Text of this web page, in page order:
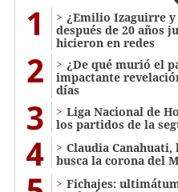
1
¿Emilio Izaguirre
después de 20 años
hicieron en redes
2
¿De qué murió el
impactante
días
3
Liga Nacional de
los partidos de la
4
Claudia Canahuati,
busca la corona del
Fichajes: